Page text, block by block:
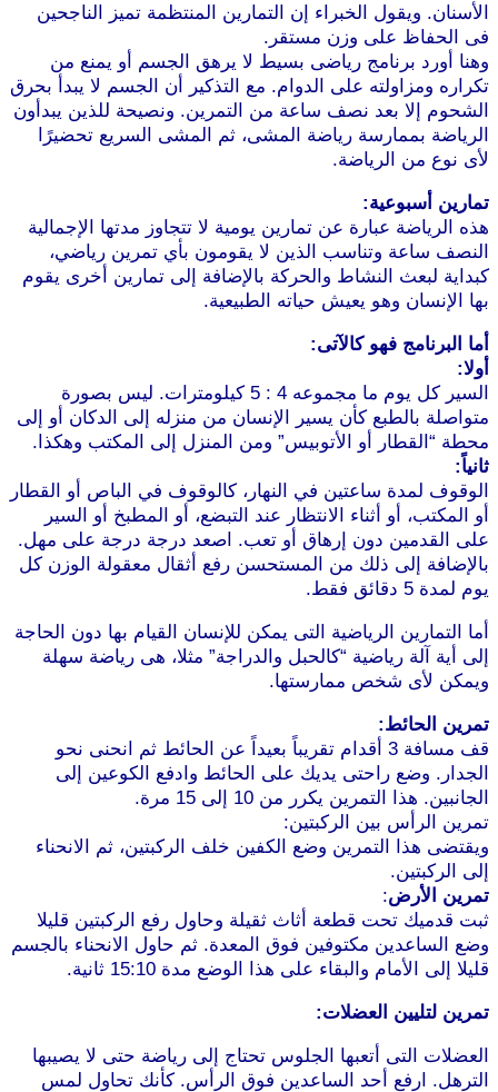
الأسنان. ويقول الخبراء إن التمارين المنتظمة تميز الناجحين
فى الحفاظ على وزن مستقر.
وهنا أورد برنامج رياضى بسيط لا يرهق الجسم أو يمنع من
تكراره ومزاولته على الدوام. مع التذكير أن الجسم لا يبدأ بحرق
الشحوم إلا بعد نصف ساعة من التمرين. ونصيحة للذين يبدأون
الرياضة بممارسة رياضة المشى، ثم المشى السريع تحضيرًا
لأى نوع من الرياضة.
تمارين أسبوعية:
هذه الرياضة عبارة عن تمارين يومية لا تتجاوز مدتها الإجمالية
النصف ساعة وتناسب الذين لا يقومون بأي تمرين رياضي،
كبداية لبعث النشاط والحركة بالإضافة إلى تمارين أخرى يقوم
بها الإنسان وهو يعيش حياته الطبيعية.
أما البرنامج فهو كالآتى:
أولا:
السير كل يوم ما مجموعه 4 : 5 كيلومترات. ليس بصورة
متواصلة بالطبع كأن يسير الإنسان من منزله إلى الدكان أو إلى
محطة “القطار أو الأتوبيس” ومن المنزل إلى المكتب وهكذا.
ثانياً:
الوقوف لمدة ساعتين في النهار، كالوقوف في الباص أو القطار
أو المكتب، أو أثناء الانتظار عند التبضع، أو المطبخ أو السير
على القدمين دون إرهاق أو تعب. اصعد درجة درجة على مهل.
بالإضافة إلى ذلك من المستحسن رفع أثقال معقولة الوزن كل
يوم لمدة 5 دقائق فقط.
أما التمارين الرياضية التى يمكن للإنسان القيام بها دون الحاجة
إلى أية آلة رياضية “كالحبل والدراجة” مثلا، هى رياضة سهلة
ويمكن لأى شخص ممارستها.
تمرين الحائط:
قف مسافة 3 أقدام تقريباً بعيداً عن الحائط ثم انحنى نحو
الجدار. وضع راحتى يديك على الحائط وادفع الكوعين إلى
الجانبين. هذا التمرين يكرر من 10 إلى 15 مرة.
تمرين الرأس بين الركبتين:
ويقتضى هذا التمرين وضع الكفين خلف الركبتين، ثم الانحناء
إلى الركبتين.
تمرين الأرض:
ثبت قدميك تحت قطعة أثاث ثقيلة وحاول رفع الركبتين قليلا
وضع الساعدين مكتوفين فوق المعدة. ثم حاول الانحناء بالجسم
قليلا إلى الأمام والبقاء على هذا الوضع مدة 15:10 ثانية.
تمرين لتليين العضلات:
العضلات التى أتعبها الجلوس تحتاج إلى رياضة حتى لا يصيبها
الترهل. ارفع أحد الساعدين فوق الرأس. كأنك تحاول لمس